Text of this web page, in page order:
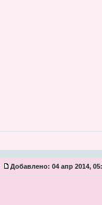
Добавлено: 04 апр 2014,